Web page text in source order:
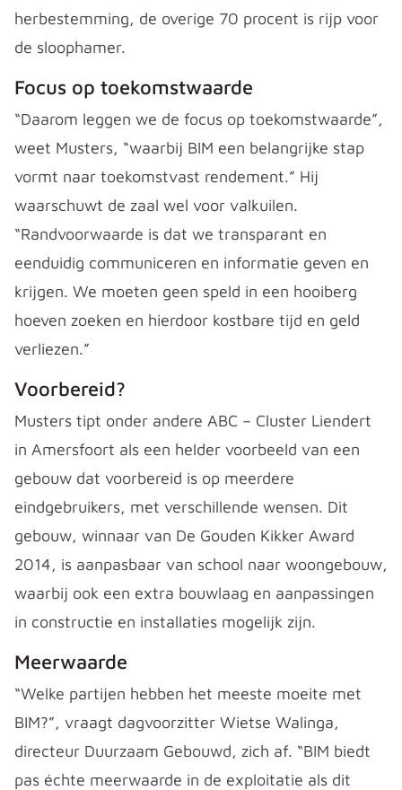
herbestemming, de overige 70 procent is rijp voor
de sloophamer.
Focus op toekomstwaarde
“Daarom leggen we de focus op toekomstwaarde”,
weet Musters, “waarbij BIM een belangrijke stap
vormt naar toekomstvast rendement.” Hij
waarschuwt de zaal wel voor valkuilen.
“Randvoorwaarde is dat we transparant en
eenduidig communiceren en informatie geven en
krijgen. We moeten geen speld in een hooiberg
hoeven zoeken en hierdoor kostbare tijd en geld
verliezen.”
Voorbereid?
Musters tipt onder andere ABC – Cluster Liendert
in Amersfoort als een helder voorbeeld van een
gebouw dat voorbereid is op meerdere
eindgebruikers, met verschillende wensen. Dit
gebouw, winnaar van De Gouden Kikker Award
2014, is aanpasbaar van school naar woongebouw,
waarbij ook een extra bouwlaag en aanpassingen
in constructie en installaties mogelijk zijn.
Meerwaarde
“Welke partijen hebben het meeste moeite met
BIM?”, vraagt dagvoorzitter Wietse Walinga,
directeur Duurzaam Gebouwd, zich af. “BIM biedt
pas échte meerwaarde in de exploitatie als dit